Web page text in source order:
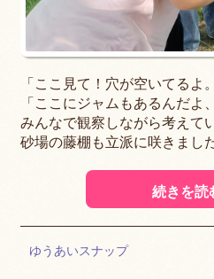
「ここ見て！穴が空いてるよ
「ここにジャムもあるんだよ
みんなで観察しながら考えて
砂場の藤棚も立派に咲きまし
続きを読
ゆうあいスナップ